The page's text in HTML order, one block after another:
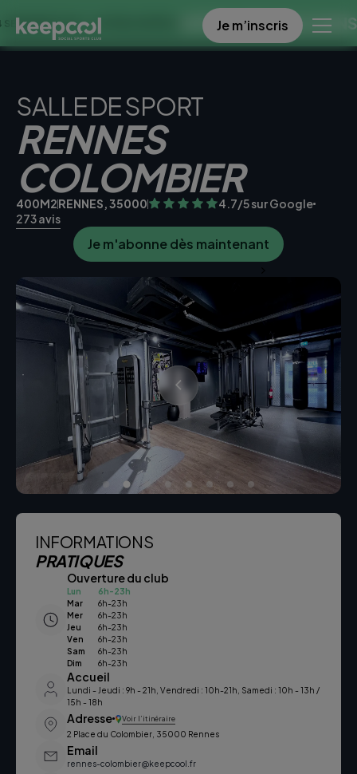
<< OFFRE LIMITÉE ☀️ OFFRE SPECIALE DANS CE
Je m’inscris
SALLE DE SPORT
RENNES
COLOMBIER
400M2RENNES, 35000
4.7/5 sur Google
273 avis
Je m'abonne dès maintenant
INFORMATIONS
PRATIQUES
Ouverture du club
Lun
6h-23h
Mar
6h-23h
Mer
6h-23h
Jeu
6h-23h
Ven
6h-23h
Sam
6h-23h
Dim
6h-23h
Accueil
Lundi - Jeudi : 9h - 21h, Vendredi : 10h-21h, Samedi : 10h - 13h /
15h - 18h
Adresse Voir l’itinéraire
2 Place du Colombier, 35000 Rennes
Email
rennes-colombier@keepcool.fr